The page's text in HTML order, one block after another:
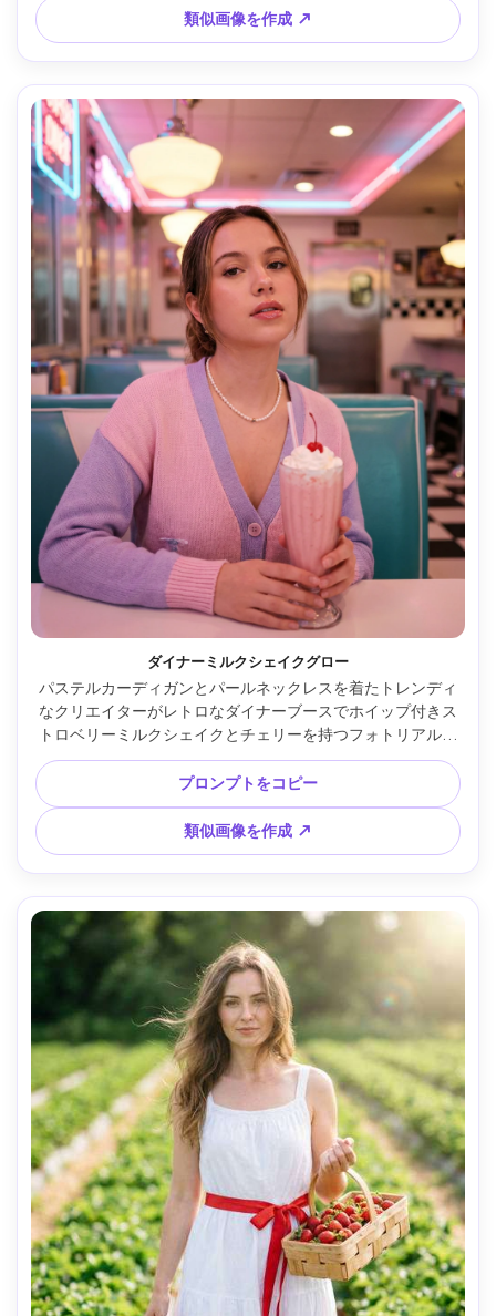
スタイル写真 --ar 4:5
類似画像を作成 ↗
ダイナーミルクシェイクグロー
パステルカーディガンとパールネックレスを着たトレンディ
なクリエイターがレトロなダイナーブースでホイップ付きス
トロベリーミルクシェイクとチェリーを持つフォトリアルな
バストアップ。ネオンサイングロー、グロッシーリップ、ピ
ンクとティール配色、シネマティックライティング、Fujifilm
X-T5 35mm f/1.4、浅い被写界深度、瞳にピント、ノスタル
ジックで現代的なエディトリアル雰囲気 --ar 4:5
プロンプトをコピー
類似画像を作成 ↗